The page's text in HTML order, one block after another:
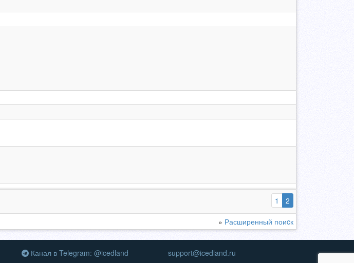
1 2
» Расширенный поиcк
Канал в Telegram: @icedland support@icedland.ru